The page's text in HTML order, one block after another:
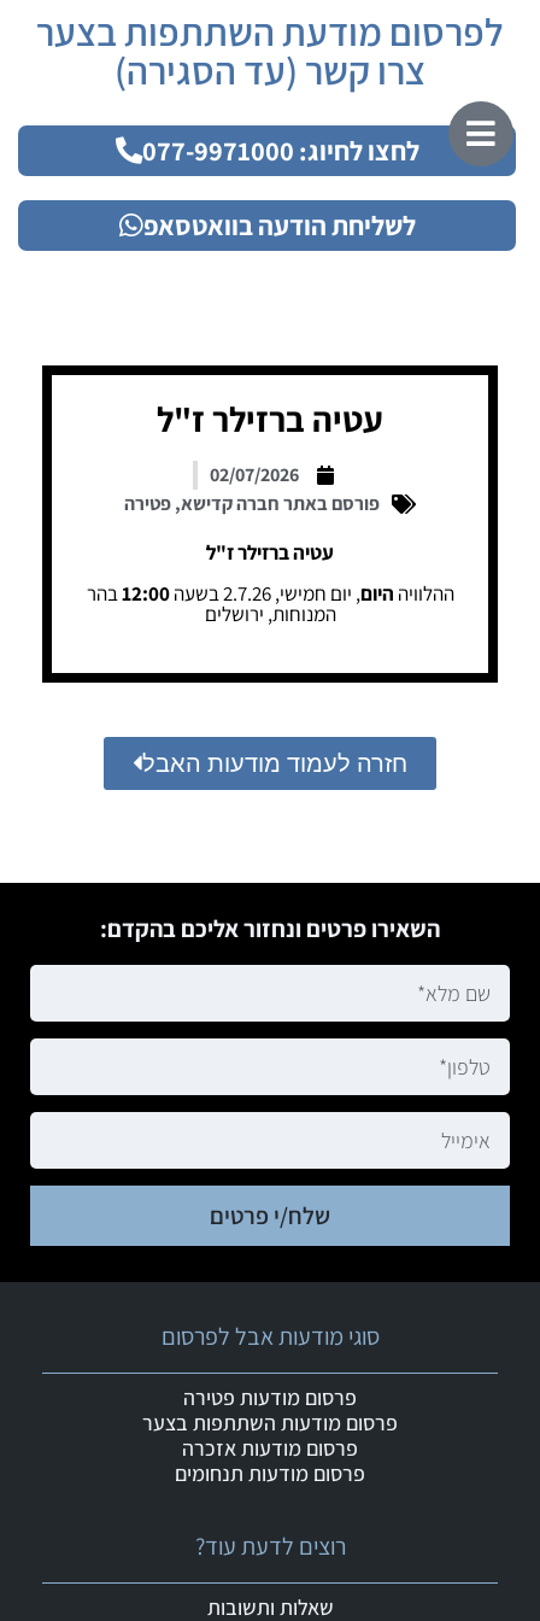
לפרסום מודעת השתתפות בצער
צרו קשר (עד הסגירה)
לחצו לחיוג: 077-9971000
לשליחת הודעה בוואטסאפ
עטיה ברזילר ז"ל
02/07/2026
פורסם באתר חברה קדישא,פטירה
עטיה ברזילר ז"ל
ההלוויה היום, יום חמישי, 2.7.26 בשעה 12:00בהר
המנוחות, ירושלים
חזרה לעמוד מודעות האבל
השאירו פרטים ונחזור אליכם בהקדם:
שלח/י פרטים
רוצים לדעת עוד?
שאלות ותשובות
סוגי מודעות אבל לפרסום
פרסום מודעות פטירה
פרסום מודעות השתתפות בצער
פרסום מודעות אזכרה
פרסום מודעות תנחומים